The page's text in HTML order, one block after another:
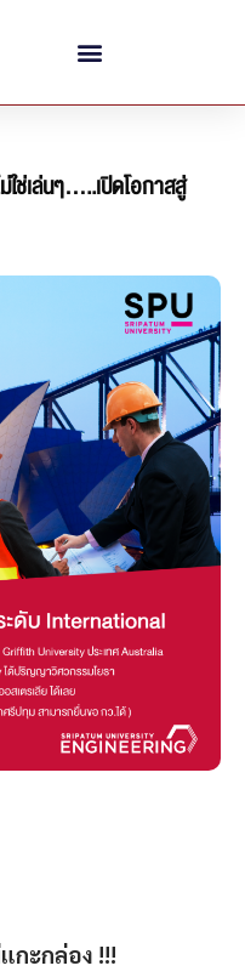
ช่เล่นๆ…..เปิดโอกาสสู่
ะกล่อง !!!